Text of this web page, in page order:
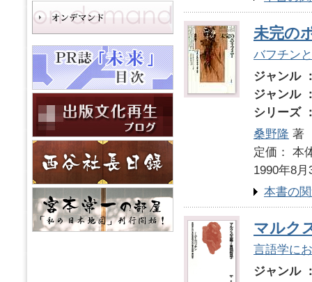
未完の
バフチン
ジャンル
ジャンル
シリーズ
桑野隆 著
定価：
1990年8月
本書の
マルク
言語学に
ジャンル